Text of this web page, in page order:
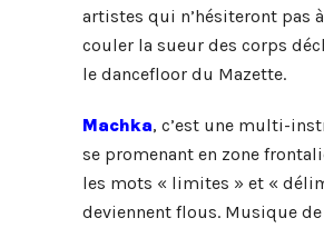
artistes qui n’hésiteront pas
couler la sueur des corps
le dancefloor du Mazette.
Machka, c’est une multi-
se promenant en zone
les mots « limites » et «
deviennent flous. Musique de